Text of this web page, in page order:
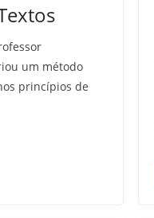
um método
princípios de